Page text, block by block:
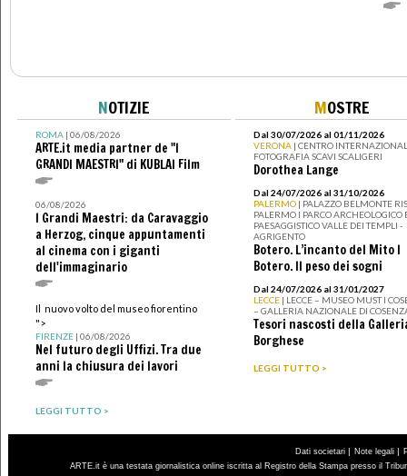
NOTIZIE
ROMA| 06/08/2026
ARTE.it media partner de "I
GRANDI MAESTRI" di KUBLAI Film
06/08/2026
I Grandi Maestri: da Caravaggio
a Herzog, cinque appuntamenti
al cinema con i giganti
dell'immaginario
Il nuovo volto del museo fiorentino
">
FIRENZE| 06/08/2026
Nel futuro degli Uffizi. Tra due
anni la chiusura dei lavori
LEGGI TUTTO >
MOSTRE
Dal 30/07/2026 al 01/11/2026
VERONA | CENTRO
FOTOGRAFIA SCAVI SCALIGERI
Dorothea Lange
Dal 24/07/2026 al 31/10/2026
PALERMO | PALAZZO BELMONTE
PALERMO I PARCO ARCHEOLOGICO
PAESAGGISTICO VALLE DEI TEMPLI -
AGRIGENTO
Botero. L’incanto del Mito I
Botero. Il peso dei sogni
Dal 24/07/2026 al 31/01/2027
LECCE | LECCE – MUSEO MUST I
– GALLERIA NAZIONALE DI
Tesori nascosti della
Borghese
LEGGI TUTTO >
Dati societari | Note legali |
ARTE.it è una testata giornalistica online iscritta al Registro della Stampa presso il